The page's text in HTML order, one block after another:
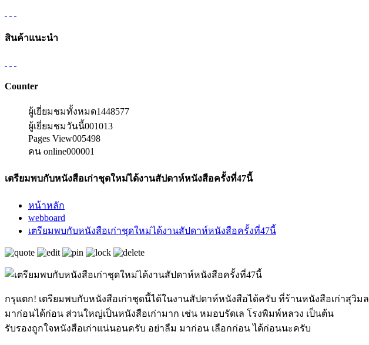
สินค้าแนะนำ
Counter
ผู้เยี่ยมชมทั้งหมด1448577
ผู้เยี่ยมชมวันนี้001013
Pages View005498
คน online000001
เตรียมพบกับหนังสือเก่าชุดใหม่ได้งานสัปดาห์หนังสือครั้งที่47นี้
หน้าหลัก
webboard
เตรียมพบกับหนังสือเก่าชุดใหม่ได้งานสัปดาห์หนังสือครั้งที่47นี้
กรุแตก! เตรียมพบกับหนังสือเก่าชุดนี้ได้ในงานสัปดาห์หนังสือได้ครับ ที่ร้านหนังสือเก่าสุวิมล
มาก่อนได้ก่อน ส่วนใหญ่เป็นหนังสือเก่ามาก เช่น หมอบรัดเล โรงพิมพ์หลวง เป็นต้น
รับรองถูกใจหนังสือเก่าแน่นอนครับ อย่าลืม มาก่อน เลือกก่อน ได้ก่อนนะครับ